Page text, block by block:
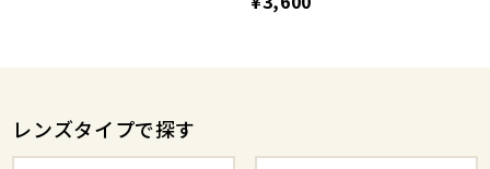
レンズタイプで探す